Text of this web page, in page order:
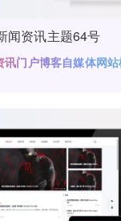
闻资讯主题64号
门户博客自媒体网
广告位